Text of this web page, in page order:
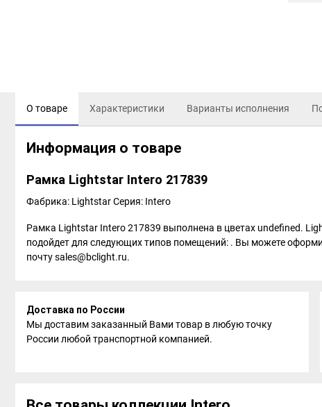
О товаре Характеристики Варианты исполнения
Информация о товаре
Рамка Lightstar Intero 217839
Фабрика: LightstarСерия: Intero
Рамка Lightstar Intero 217839 выполнена в цветах undefined.
подойдет для следующих типов помещений: . Вы можете
почту sales@bclight.ru.
Доставка по России
Мы доставим заказанный Вами товар в любую точку
России любой транспортной компанией.